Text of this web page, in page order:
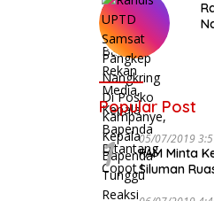
Popular Post
1 05/07/2019
FAM Minta
Siluman